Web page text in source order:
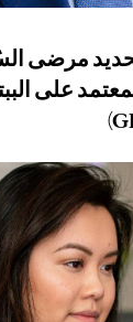
مرضى
على